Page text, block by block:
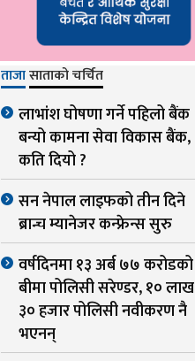
ताजासाताको चर्चित
लाभांश घोषणा गर्ने पहिलो बैंक
बन्यो कामना सेवा विकास बैंक,
कति दियो ?
सन नेपाल लाइफको तीन दिने
ब्रान्च म्यानेजर कन्फ्रेन्स सुरु
वर्षदिनमा १३ अर्ब ७७ करोडको
बीमा पोलिसी सरेण्डर, १० लाख
३० हजार पोलिसी नवीकरण नै
भएनन्